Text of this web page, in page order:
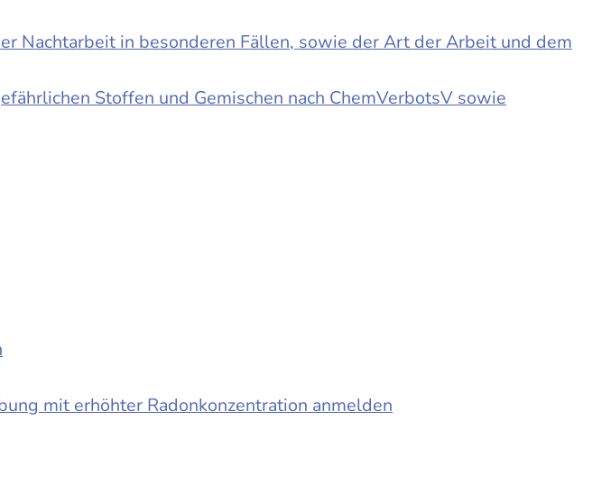
Nachtarbeit in besonderen Fällen, sowie der Art der Arbeit und dem
Stoffen und Gemischen nach ChemVerbotsV sowie
mit erhöhter Radonkonzentration anmelden